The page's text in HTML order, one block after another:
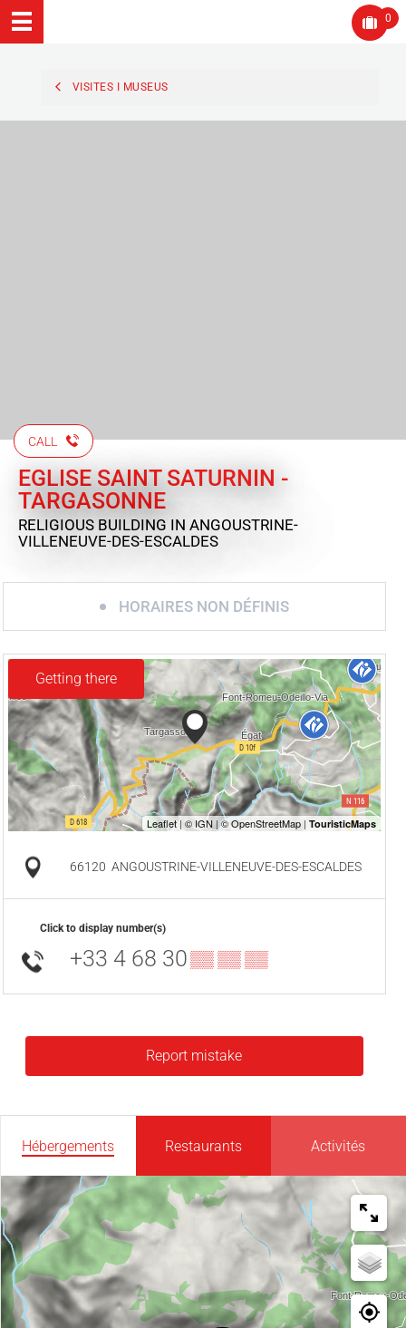
0
VISITES I MUSEUS
CALL
EGLISE SAINT SATURNIN -
TARGASONNE
RELIGIOUS BUILDING IN ANGOUSTRINE-
VILLENEUVE-DES-ESCALDES
HORAIRES NON DÉFINIS
Getting there
66120 ANGOUSTRINE-VILLENEUVE-DES-ESCALDES
Click to display number(s)
+33 4 68 30 ▒▒ ▒▒ ▒▒
Report mistake
Hébergements Restaurants Activités